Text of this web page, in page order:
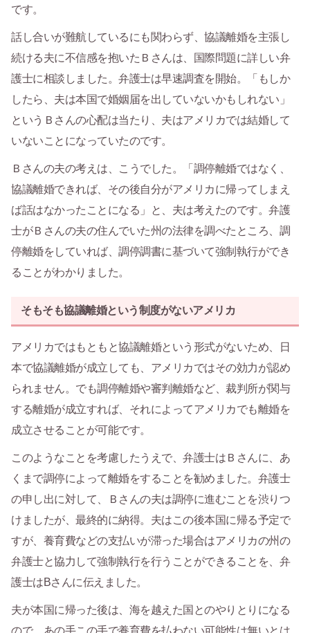
です。
話し合いが難航しているにも関わらず、協議離婚を主張し
続ける夫に不信感を抱いたＢさんは、国際問題に詳しい弁
護士に相談しました。弁護士は早速調査を開始。「もしか
したら、夫は本国で婚姻届を出していないかもしれない」
というＢさんの心配は当たり、夫はアメリカでは結婚して
いないことになっていたのです。
Ｂさんの夫の考えは、こうでした。「調停離婚ではなく、
協議離婚できれば、その後自分がアメリカに帰ってしまえ
ば話はなかったことになる」と、夫は考えたのです。弁護
士がＢさんの夫の住んでいた州の法律を調べたところ、調
停離婚をしていれば、調停調書に基づいて強制執行ができ
ることがわかりました。
そもそも協議離婚という制度がないアメリカ
アメリカではもともと協議離婚という形式がないため、日
本で協議離婚が成立しても、アメリカではその効力が認め
られません。でも調停離婚や審判離婚など、裁判所が関与
する離婚が成立すれば、それによってアメリカでも離婚を
成立させることが可能です。
このようなことを考慮したうえで、弁護士はＢさんに、あ
くまで調停によって離婚をすることを勧めました。弁護士
の申し出に対して、Ｂさんの夫は調停に進むことを渋りつ
けましたが、最終的に納得。夫はこの後本国に帰る予定で
すが、養育費などの支払いが滞った場合はアメリカの州の
弁護士と協力して強制執行を行うことができることを、弁
護士はBさんに伝えました。
夫が本国に帰った後は、海を越えた国とのやりとりになる
ので、あの手この手で養育費を払わない可能性は無いとは